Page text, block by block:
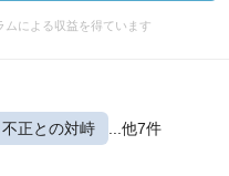
による収益を得ています
不正との対峙 ...他7件